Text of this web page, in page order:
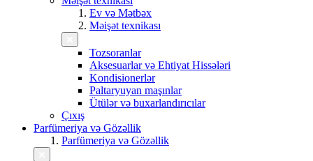
Ev və Mətbəx
Məişət texnikası
Tozsoranlar
Aksesuarlar və Ehtiyat Hissələri
Kondisionerlər
Paltaryuyan maşınlar
Ütülər və buxarlandırıcılar
Çıxış
Parfümeriya və Gözəllik
Parfümeriya və Gözəllik